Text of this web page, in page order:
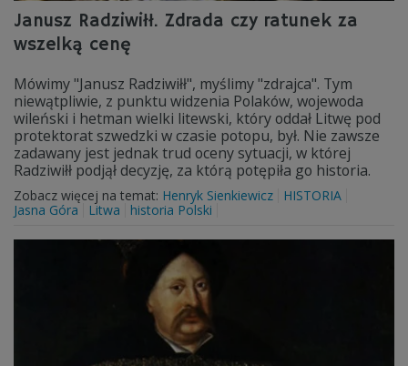
Janusz Radziwiłł. Zdrada czy ratunek za
wszelką cenę
Mówimy "Janusz Radziwiłł", myślimy "zdrajca". Tym
niewątpliwie, z punktu widzenia Polaków, wojewoda
wileński i hetman wielki litewski, który oddał Litwę pod
protektorat szwedzki w czasie potopu, był. Nie zawsze
zadawany jest jednak trud oceny sytuacji, w której
Radziwiłł podjął decyzję, za którą potępiła go historia.
Zobacz więcej na temat: Henryk Sienkiewicz
HISTORIA
Jasna Góra
Litwa historia Polski